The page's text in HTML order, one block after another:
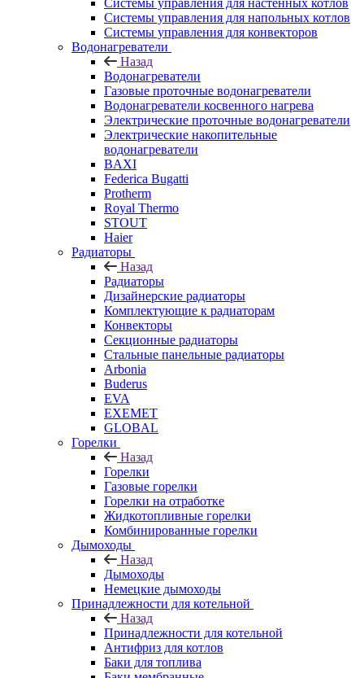
Системы управления для настенных котлов
Системы управления для напольных котлов
Системы управления для конвекторов
Водонагреватели
Назад
Водонагреватели
Газовые проточные водонагреватели
Водонагреватели косвенного нагрева
Электрические проточные водонагреватели
Электрические накопительные
водонагреватели
BAXI
Federica Bugatti
Protherm
Royal Thermo
STOUT
Haier
Радиаторы
Назад
Радиаторы
Дизайнерские радиаторы
Комплектующие к радиаторам
Конвекторы
Секционные радиаторы
Стальные панельные радиаторы
Arbonia
Buderus
EVA
EXEMET
GLOBAL
Горелки
Назад
Горелки
Газовые горелки
Горелки на отработке
Жидкотопливные горелки
Комбинированные горелки
Дымоходы
Назад
Дымоходы
Немецкие дымоходы
Принадлежности для котельной
Назад
Принадлежности для котельной
Антифриз для котлов
Баки для топлива